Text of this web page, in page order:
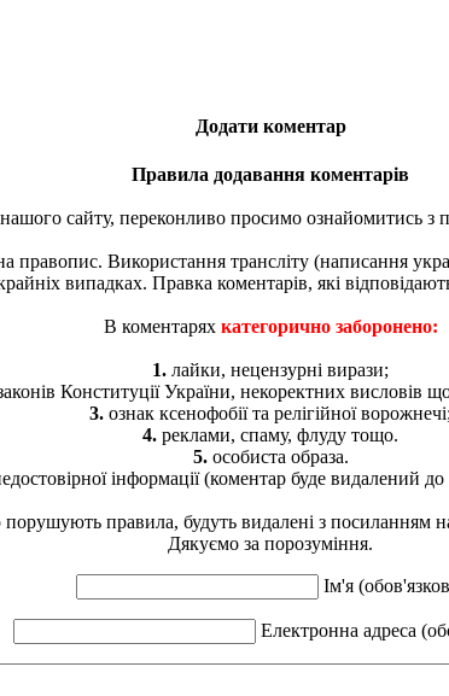
Додати коментар
Правила додавання коментарів
сайту, переконливо просимо ознайомитись з
правопис. Використання трансліту (написання
випадках. Правка коментарів, які
В коментарях категорично заборонено:
1. лайки, нецензурні вирази;
Конституції України, некоректних висловів
3. ознак ксенофобії та релігійної ворожнечі;
4. реклами, спаму, флуду тощо.
5.особиста образа.
інформації (коментар буде видалений
порушують правила, будуть видалені з посиланням
Дякуємо за порозуміння.
Ім'я
Електронна адреса